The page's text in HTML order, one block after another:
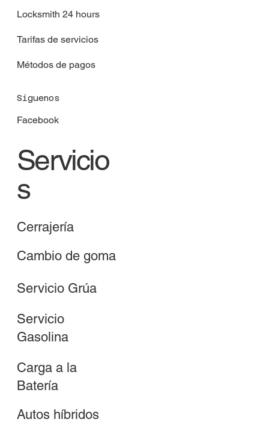
Locksmith 24 hours
Tarifas de servicios
Métodos de pagos
Síguenos
Facebook
Servicio
s
Cerrajería
Cambio de goma
Servicio Grúa
Servicio
Gasolina
Carga a la
Batería
Autos híbridos